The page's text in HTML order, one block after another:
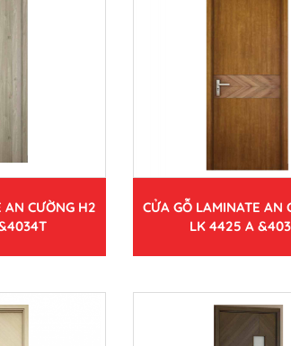
AN CƯỜNG H2
CỬA GỖ LAMINATE AN
LK 4425 A